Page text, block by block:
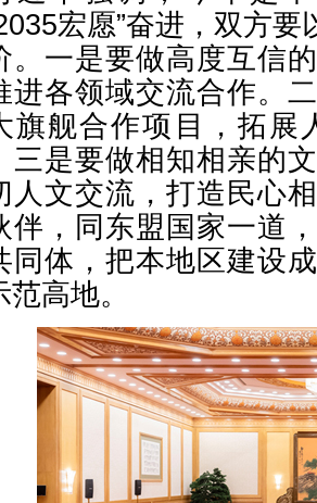
宏愿”奋进，双方
。一是要做高度互信
进各领域交流合作。
旗舰合作项目，拓展
三是要做相知相亲的
人文交流，打造民心
伴，同东盟国家一道
同体，把本地区建设
范高地。